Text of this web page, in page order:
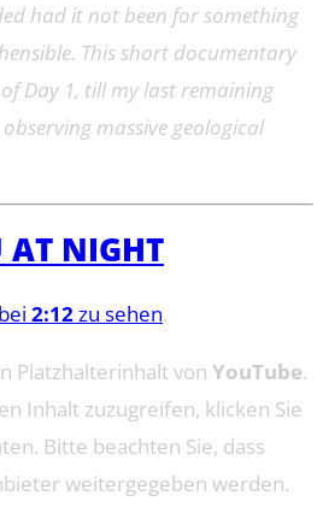
had it not been for something
This short documentary
Day 1, till my last remaining
massive geological
NIGHT
2:12zu sehen.
Platzhalterinhalt von YouTube.
Inhalt zuzugreifen, klicken Sie
Bitte beachten Sie, dass
weitergegeben werden.